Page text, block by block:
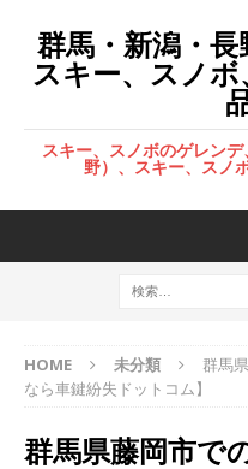
群馬・新潟・
スキー、スノ
スキー、スノボのゲレン
野）、スキー、スノ
HOME 未分類
群馬
なら車鍵紛失ドットコム】
群馬県藤岡市で